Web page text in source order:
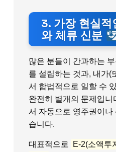
3. 가장 현실적
와 체류 신분
많은 분들이 간과하는
를 설립하는 것과, 내가(
서 합법적으로 일할 수
완전히 별개의 문제입니
서 자동으로 영주권이나
습니다.
대표적으로 E-2(소액투